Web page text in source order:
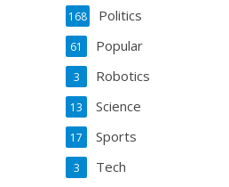
Politics
168
Popular
61
Robotics
3
Science
13
Sports
17
Tech
3